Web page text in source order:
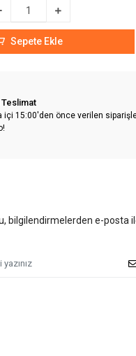
Sepete Ekle
Teslimat
içi 15:00'den önce verilen
bilgilendirmelerden e-posta